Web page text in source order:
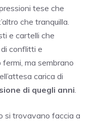
tese che
che tranquilla.
e cartelli che
conflitti e
ma sembrano
carica di
di quegli anni
si trovavano faccia a